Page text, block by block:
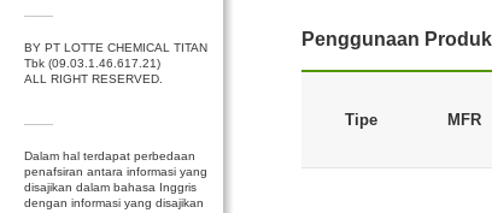
Penggunaan
Tipe MFR
BY PT LOTTE CHEMICAL TITAN
Tbk (09.03.1.46.617.21)
ALL RIGHT RESERVED.
Dalam hal terdapat perbedaan
penafsiran antara informasi yang
disajikan dalam bahasa Inggris
dengan informasi yang disajikan